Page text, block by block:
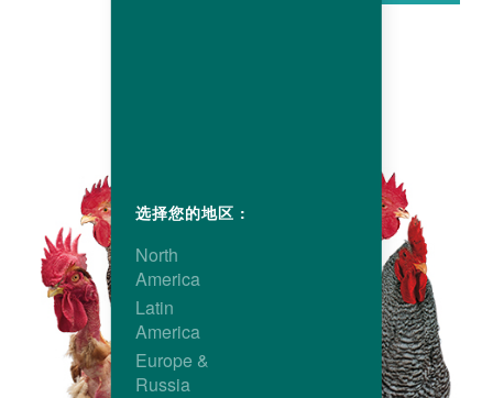
选择您的地区 :
North
America
Latin
America
Europe &
Russia